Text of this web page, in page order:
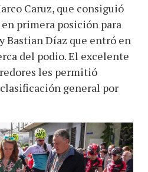
Caruz, que consiguió
primera posición para
Bastian Díaz que entró en
del podio. El excelente
les permitió
general por